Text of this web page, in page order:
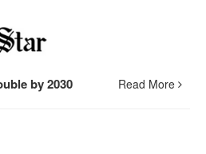
by 2030 Read More